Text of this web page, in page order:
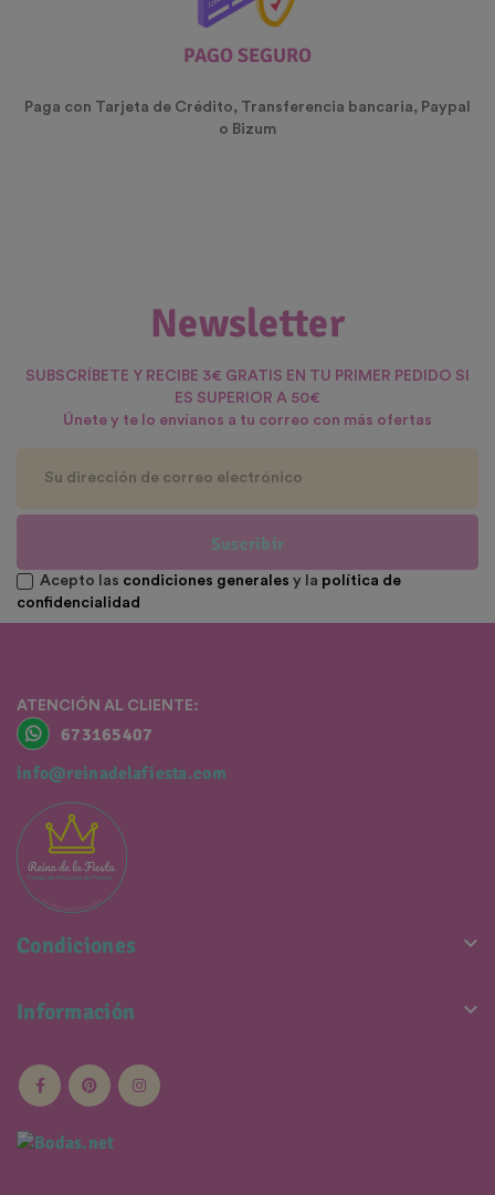
PAGO SEGURO
Paga con Tarjeta de Crédito, Transferencia bancaria, Paypal
o Bizum
Newsletter
SUBSCRÍBETE Y RECIBE 3€ GRATIS EN TU PRIMER PEDIDO SI
ES SUPERIOR A 50€
Únete y te lo envíanos a tu correo con más ofertas
Suscribir
Acepto las condiciones generales y la política de
confidencialidad
ATENCIÓN AL CLIENTE:
673165407
info@reinadelafiesta.com
Condiciones 
Información 